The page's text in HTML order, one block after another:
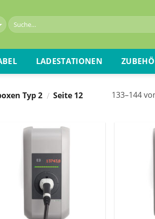
LADESTATIONEN
Typ 2 / Seite 12 133–144